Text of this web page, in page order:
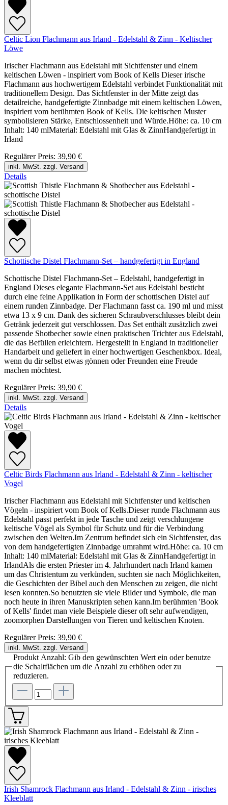
Celtic Lion Flachmann aus Irland - Edelstahl & Zinn - Keltischer
Löwe
Irischer Flachmann aus Edelstahl mit Sichtfenster und einem
keltischen Löwen - inspiriert vom Book of Kells Dieser irische
Flachmann aus hochwertigem Edelstahl verbindet Funktionalität mit
traditionellem Design. Das Sichtfenster in der Mitte zeigt das
detailreiche, handgefertigte Zinnbadge mit einem keltischen Löwen,
inspiriert vom berühmten Book of Kells. Die keltischen Muster
symbolisieren Stärke, Entschlossenheit und Würde.Höhe: ca. 10 cm
Inhalt: 140 mlMaterial: Edelstahl mit Glas & ZinnHandgefertigt in
Irland
Regulärer Preis: 39,90 €
inkl. MwSt. zzgl. Versand
Details
Schottische Distel Flachmann-Set – handgefertigt in England
Schottische Distel Flachmann-Set – Edelstahl, handgefertigt in
England Dieses elegante Flachmann-Set aus Edelstahl besticht
durch eine feine Applikation in Form der schottischen Distel auf
einem runden Zinnbadge. Der Flachmann fasst ca. 190 ml und misst
etwa 13 x 9 cm. Dank des sicheren Schraubverschlusses bleibt dein
Getränk jederzeit gut verschlossen. Das Set enthält zusätzlich zwei
passende Shotbecher sowie einen praktischen Trichter aus Edelstahl,
die das Befüllen erleichtern. Hergestellt in England in traditioneller
Handarbeit und geliefert in einer hochwertigen Geschenkbox. Ideal,
wenn du dir selbst etwas gönnen oder Freunden eine Freude
machen möchtest.
Regulärer Preis: 39,90 €
inkl. MwSt. zzgl. Versand
Details
Celtic Birds Flachmann aus Irland - Edelstahl & Zinn - keltischer
Vogel
Irischer Flachmann aus Edelstahl mit Sichtfenster und keltischen
Vögeln - inspiriert vom Book of Kells.Dieser runde Flachmann aus
Edelstahl passt perfekt in jede Tasche und zeigt verschlungene
keltische Vögel als Symbol für Schutz und für die Verbindung
zwischen den Welten.Im Zentrum befindet sich ein Sichtfenster, das
von dem handgefertigten Zinnbadge umrahmt wird.Höhe: ca. 10 cm
Inhalt: 140 mlMaterial: Edelstahl mit Glas & ZinnHandgefertigt in
IrlandAls die ersten Priester im 4. Jahrhundert nach Irland kamen
um das Christentum zu verkünden, suchten sie nach Möglichkeiten,
die Geschichten der Bibel auch den Menschen zu zeigen, die nicht
lesen konnten.So benutzten sie viele Bilder und Symbole, die man
noch heute in ihren Manuskripten sehen kann.Im berühmten 'Book
of Kells' findet man viele Beispiele dieser oft sehr aufwendigen,
zoomorphen Darstellungen von Tieren und keltischen Knoten.
Regulärer Preis: 39,90 €
inkl. MwSt. zzgl. Versand
Produkt Anzahl: Gib den gewünschten Wert ein oder benutze
die Schaltflächen um die Anzahl zu erhöhen oder zu
reduzieren.
Irish Shamrock Flachmann aus Irland - Edelstahl & Zinn - irisches
Kleeblatt